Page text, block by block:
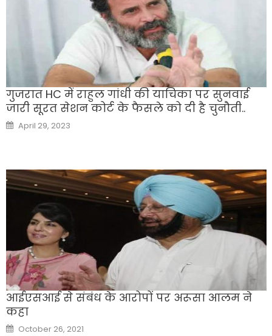
गुजरात HC में राहुल गांधी की याचिका पर सुनवाई
जारी सूरत सेशन कोर्ट के फैसले को दी है चुनौती..
Posted
on
April 29, 2023
आईएसआई से संबंध के आरोपों पर अरूसा आलम ने
कहा
Posted
October 26, 2021